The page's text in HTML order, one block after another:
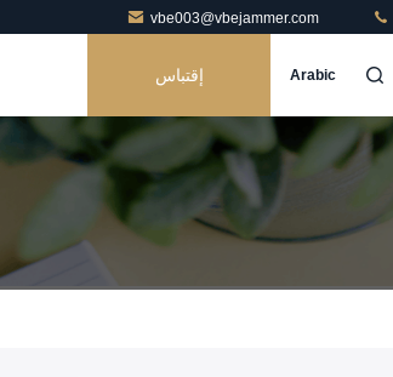
vbe003@vbejammer.com
Arabic إقتباس